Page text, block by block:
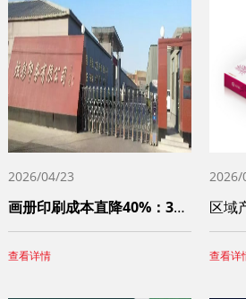
2026/04/23
画册印刷成本直降40%：3个被90%中小
查看详情
2026/
查看详